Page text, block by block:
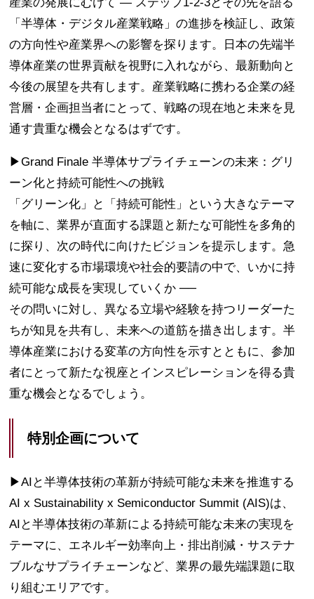
「半導体・デジタル産業戦略」の進捗を検証し、政策
の方向性や産業界への影響を探ります。日本の先端半
導体産業の世界貢献を視野に入れながら、最新動向と
今後の展望を共有します。産業戦略に携わる企業の経
営層・企画担当者にとって、戦略の現在地と未来を見
通す貴重な機会となるはずです。
▶Grand Finale 半導体サプライチェーンの未来：グリ
ーン化と持続可能性への挑戦
「グリーン化」と「持続可能性」という大きなテーマ
を軸に、業界が直面する課題と新たな可能性を多角的
に探り、次の時代に向けたビジョンを提示します。急
速に変化する市場環境や社会的要請の中で、いかに持
続可能な成長を実現していくか ──
その問いに対し、異なる立場や経験を持つリーダーた
ちが知見を共有し、未来への道筋を描き出します。半
導体産業における変革の方向性を示すとともに、参加
者にとって新たな視座とインスピレーションを得る貴
重な機会となるでしょう。
特別企画について
▶AIと半導体技術の革新が持続可能な未来を推進する
AI x Sustainability x Semiconductor Summit (AIS)は、
AIと半導体技術の革新による持続可能な未来の実現を
テーマに、エネルギー効率向上・排出削減・サステナ
ブルなサプライチェーンなど、業界の最先端課題に取
り組むエリアです。